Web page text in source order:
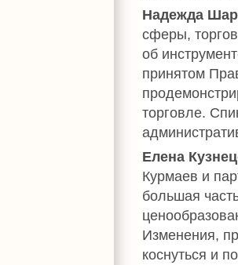
Надежда
сферы,
об
принятом
торговле.
Елена
Курмаев и
большая
Изменения,
коснуться и